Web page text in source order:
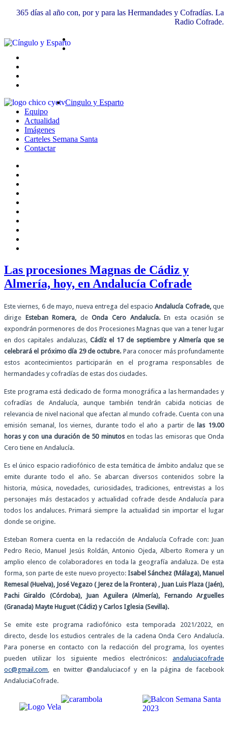
365 días al año con, por y para las Hermandades y Cofradías. La
Radio Cofrade.
Cingulo y Esparto
Equipo
Actualidad
Imágenes
Carteles Semana Santa
Contactar
Las procesiones Magnas de Cádiz y
Almería, hoy, en Andalucía Cofrade
Este viernes, 6 de mayo, nueva entrega del espacio Andalucía Cofrade,que
dirige Esteban Romera, deOnda Cero Andalucía.En esta ocasión se
expondrán pormenores de dos Procesiones Magnas que van a tener lugar
en dos capitales andaluzas, Cádíz el 17 de septiembre y Almería que se
celebrará el próximo día 29 de octubre. Para conocer más profundamente
estos acontecimientos participarán en el programa responsables de
hermandades y cofradías de estas dos ciudades.
Este programa está dedicado de forma monográfica a las hermandades y
cofradías de Andalucía, aunque también tendrán cabida noticias de
relevancia de nivel nacional que afectan al mundo cofrade. Cuenta con una
emisión semanal, los viernes, durante todo el año a partir de las 19.00
horas y con una duración de 50 minutosen todas las emisoras que Onda
Cero tiene en Andalucía.
Es el único espacio radiofónico de esta temática de ámbito andaluz que se
emite durante todo el año. Se abarcan diversos contenidos sobre la
historia, música, novedades, curiosidades, tradiciones, entrevistas a los
personajes más destacados y actualidad cofrade desde Andalucía para
todos los andaluces. Primará siempre la actualidad sin importar el lugar
donde se origine.
Esteban Romera cuenta en la redacción de Andalucía Cofrade con: Juan
Pedro Recio, Manuel Jesús Roldán, Antonio Ojeda, Alberto Romera y un
amplio elenco de colaboradores en toda la geografía andaluza. De esta
forma, son parte de este nuevo proyecto:Isabel Sánchez (Málaga), Manuel
Remesal (Huelva), José Vegazo ( Jerez de la Frontera) , Juan Luis Plaza (Jaén),
Pachi Giraldo (Córdoba), Juan Aguilera (Almería), Fernando Arguelles
(Granada) Mayte Huguet (Cádiz) y Carlos Iglesia (Sevilla).
Se emite este programa radiofónico esta temporada 2021/2022, en
directo, desde los estudios centrales de la cadena Onda Cero Andalucía.
Para ponerse en contacto con la redacción del programa, los oyentes
pueden utilizar los siguiente medios electrónicos: andaluciacofrade
oc@gmail.com , en twitter @andaluciacof y en la página de facebook
AndaluciaCofrade.